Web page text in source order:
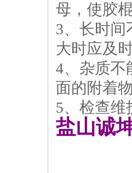
母，使胶
3、长时间
大时应及
4、杂质不
面的附着
5、检查维
盐山诚